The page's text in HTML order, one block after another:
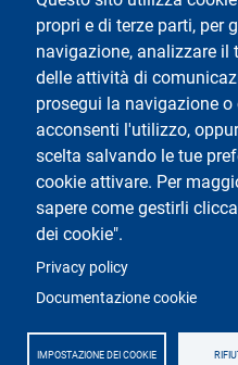
propri e di terze parti, per
navigazione, analizzare
delle attività di
prosegui la navigazione
acconsenti l'utilizzo,
scelta salvando le tue
cookie attivare. Per
sapere come gestirli
dei cookie".
Privacy policy
Documentazione cookie
IMPOSTAZIONE DEI COOKIE
Testo
Università degli Studi di Milano
Via Festa del Perdono 7 - 20122
Tel.+39 02 5032 5032
Posta elettronica certificata
Logo